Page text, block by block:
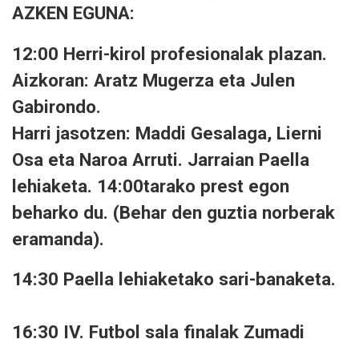
AZKEN EGUNA:
12:00 Herri-kirol profesionalak plazan.
Aizkoran: Aratz Mugerza eta Julen
Gabirondo.
Harri jasotzen: Maddi Gesalaga, Lierni
Osa eta Naroa Arruti. Jarraian Paella
lehiaketa. 14:00tarako prest egon
beharko du. (Behar den guztia norberak
eramanda).
14:30 Paella lehiaketako sari-banaketa.
16:30 IV. Futbol sala finalak Zumadi